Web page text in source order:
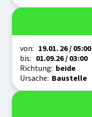
Zeitraum
von: 19.01. 26/ 05:00
bis: 01.09.26/ 03:00
Richtung: beide
Ursache: Baustelle